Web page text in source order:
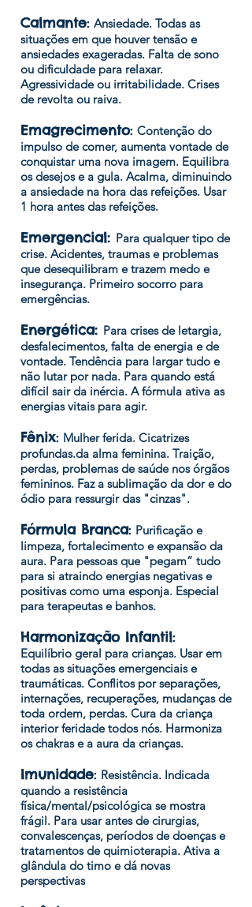
Calmante: Ansiedade. Todas as
situações em que houver tensão e
ansiedades exageradas. Falta de sono
ou dificuldade para relaxar.
Agressividade ou irritabilidade. Crises
de revolta ou raiva.
Emagrecimento: Contenção do
impulso de comer, aumenta vontade de
conquistar uma nova imagem. Equilibra
os desejos e a gula. Acalma, diminuindo
a ansiedade na hora das refeições. Usar
1 hora antes das refeições.
Emergencial: Para qualquer tipo de
crise. Acidentes, traumas e problemas
que desequilibram e trazem medo e
insegurança. Primeiro socorro para
emergências.
Energética: Para crises de letargia,
desfalecimentos, falta de energia e de
vontade. Tendência para largar tudo e
não lutar por nada. Para quando está
difícil sair da inércia. A fórmula ativa as
energias vitais para agir.
Fênix: Mulher ferida. Cicatrizes
profundas.da alma feminina. Traição,
perdas, problemas de saúde nos órgãos
femininos. Faz a sublimação da dor e do
ódio para ressurgir das "cinzas".
Fórmula Branca: Purificação e
limpeza, fortalecimento e expansão da
aura. Para pessoas que "pegam” tudo
para si atraindo energias negativas e
positivas como uma esponja. Especial
para terapeutas e banhos.
Harmonização Infantil:
Equilíbrio geral para crianças. Usar em
todas as situações emergenciais e
traumáticas. Conflitos por separações,
internações, recuperações, mudanças de
toda ordem, perdas. Cura da criança
interior feridade todos nós. Harmoniza
os chakras e a aura da crianças.
Imunidade: Resistência. Indicada
quando a resistência
física/mental/psicológica se mostra
frágil. Para usar antes de cirurgias,
convalescenças, períodos de doenças e
tratamentos de quimioterapia. Ativa a
glândula do timo e dá novas
perspectivas